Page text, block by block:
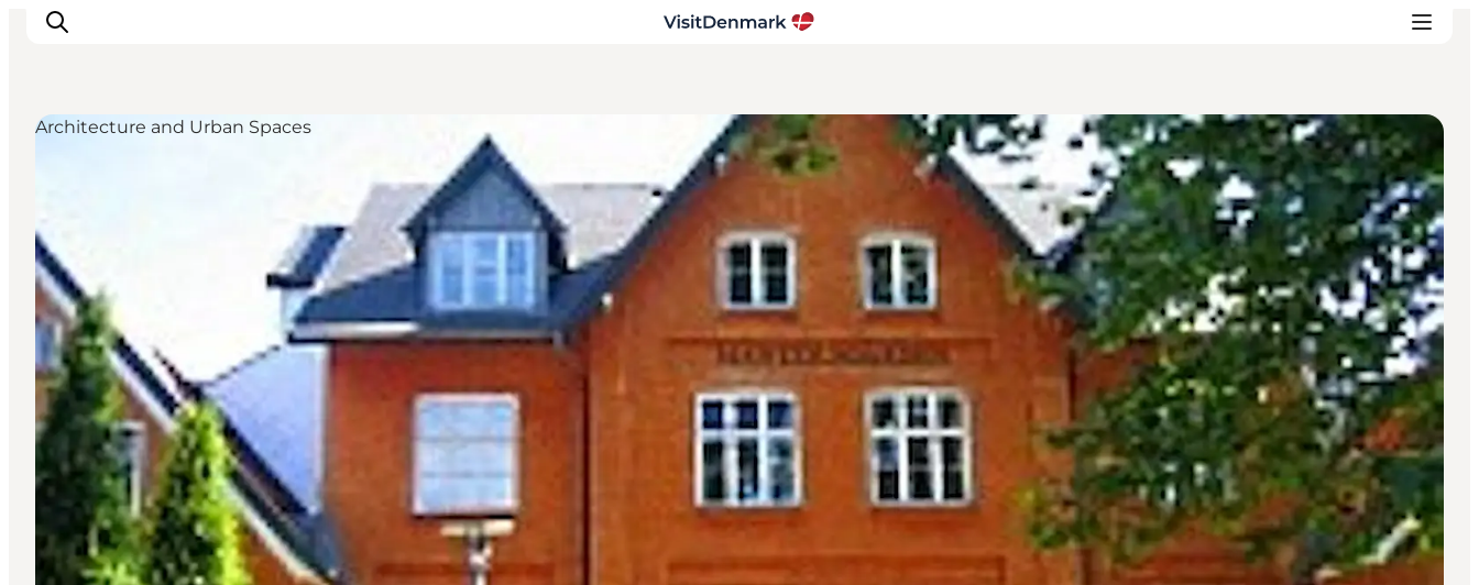
Cosa fare
Dove dormire
Pianifica il viaggio
Architecture and Urban Spaces